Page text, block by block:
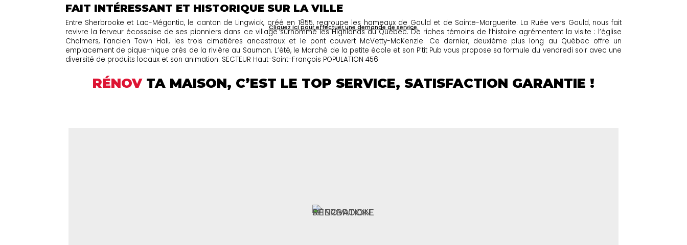
FAIT INTÉRESSANT ET HISTORIQUE SUR LA VILLE
Entre Sherbrooke et Lac-Mégantic, le canton de Lingwick, créé en 1855, regroupe les hameaux de Gould et de Sainte-Marguerite. La Ruée vers Gould, nous fait
revivre la ferveur écossaise de ses pionniers dans ce village surnommé les Highlands du Québec. De riches témoins de l’histoire agrémentent la visite : l’église
Chalmers, l’ancien Town Hall, les trois cimetières ancestraux et le pont couvert McVetty-McKenzie. Ce dernier, deuxième plus long au Québec offre un
emplacement de pique-nique près de la rivière au Saumon. L’été, le Marché de la petite école et son P’tit Pub vous propose sa formule du vendredi soir avec une
diversité de produits locaux et son animation. SECTEUR Haut-Saint-François POPULATION 456
RÉNOV TA MAISON, C’EST LE TOP SERVICE, SATISFACTION GARANTIE !
Cliquez ici pour effectuer une demande de service.